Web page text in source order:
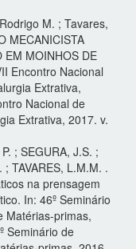
M. ; Tavares,
MECANICISTA
EM MOINHOS DE
Encontro Nacional
Extrativa,
Nacional de
Extrativa, 2017. v.
; SEGURA, J.S. ;
TAVARES, L.M.M. .
na prensagem
In: 46º Seminário
Matérias-primas,
Seminário de